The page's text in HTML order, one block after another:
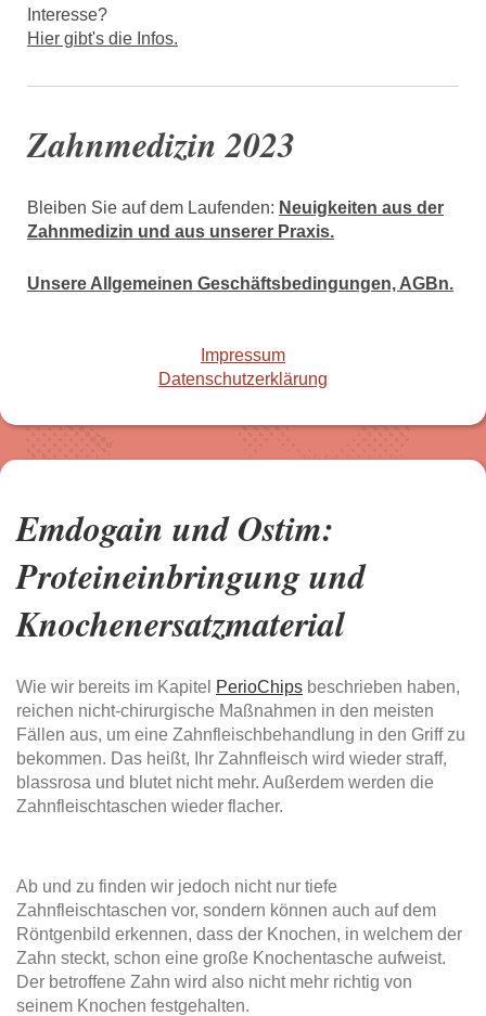
Interesse?
Hier gibt's die Infos.
Zahnmedizin 2023
Bleiben Sie auf dem Laufenden: Neuigkeiten aus der
Zahnmedizin und aus unserer Praxis.
Unsere Allgemeinen Geschäftsbedingungen, AGBn.
Impressum
Datenschutzerklärung
Emdogain und Ostim:
Proteineinbringung und
Knochenersatzmaterial
Wie wir bereits im Kapitel PerioChips beschrieben haben,
reichen nicht-chirurgische Maßnahmen in den meisten
Fällen aus, um eine Zahnfleischbehandlung in den Griff zu
bekommen. Das heißt, Ihr Zahnfleisch wird wieder straff,
blassrosa und blutet nicht mehr. Außerdem werden die
Zahnfleischtaschen wieder flacher.
Ab und zu finden wir jedoch nicht nur tiefe
Zahnfleischtaschen vor, sondern können auch auf dem
Röntgenbild erkennen, dass der Knochen, in welchem der
Zahn steckt, schon eine große Knochentasche aufweist.
Der betroffene Zahn wird also nicht mehr richtig von
seinem Knochen festgehalten.